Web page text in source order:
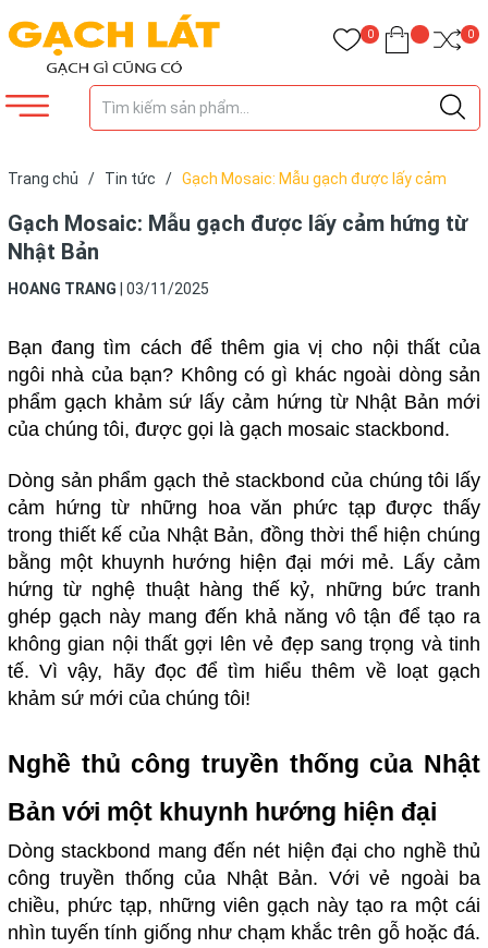
0 0
Trang chủ / Tin tức / Gạch Mosaic: Mẫu gạch được lấy cảm
Gạch Mosaic: Mẫu gạch được lấy cảm hứng từ
Nhật Bản
HOANG TRANG 03/11/2025
Bạn đang tìm cách để thêm gia vị cho nội thất của
ngôi nhà của bạn? Không có gì khác ngoài dòng sản
phẩm gạch khảm sứ lấy cảm hứng từ Nhật Bản mới
của chúng tôi, được gọi là gạch mosaic stackbond.
Dòng sản phẩm gạch thẻ stackbond của chúng tôi lấy
cảm hứng từ những hoa văn phức tạp được thấy
trong thiết kế của Nhật Bản, đồng thời thể hiện chúng
bằng một khuynh hướng hiện đại mới mẻ. Lấy cảm
hứng từ nghệ thuật hàng thế kỷ, những bức tranh
ghép gạch này mang đến khả năng vô tận để tạo ra
không gian nội thất gợi lên vẻ đẹp sang trọng và tinh
tế. Vì vậy, hãy đọc để tìm hiểu thêm về loạt gạch
khảm sứ mới của chúng tôi!
Nghề thủ công truyền thống của Nhật
Bản với một khuynh hướng hiện đại
Dòng stackbond mang đến nét hiện đại cho nghề thủ
công truyền thống của Nhật Bản. Với vẻ ngoài ba
chiều, phức tạp, những viên gạch này tạo ra một cái
nhìn tuyến tính giống như chạm khắc trên gỗ hoặc đá.